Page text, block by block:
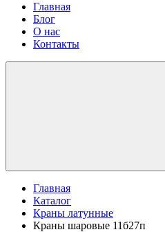
Главная
Блог
О нас
Контакты
Главная
Каталог
Краны латунные
Краны шаровые 11б27п